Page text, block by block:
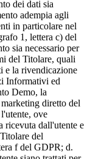
dei dati sia
adempia agli
in particolare nel
1, lettera c) del
sia necessario per
del Titolare, quali
e la rivendicazione
Informativi ed
Demo, la
diretto del
ove
ricevuta dall'utente e
del
f del GDPR; d.